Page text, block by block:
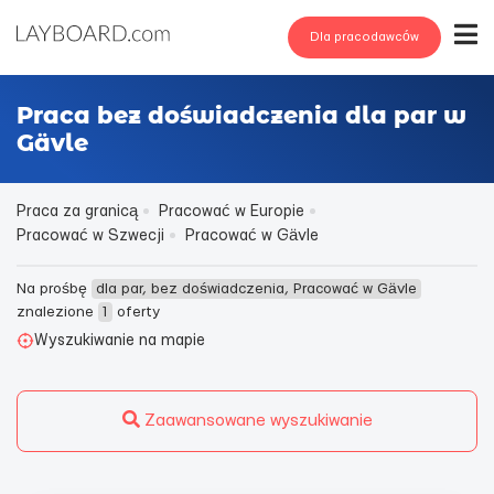
Dla pracodawców
Praca bez doświadczenia dla par w
Gävle
Praca za granicą
Pracować w Europie
Pracować w Szwecji
Pracować w Gävle
Na prośbę dla par, bez doświadczenia, Pracować w Gävle
znalezione
1
oferty
Wyszukiwanie na mapie
Zaawansowane wyszukiwanie